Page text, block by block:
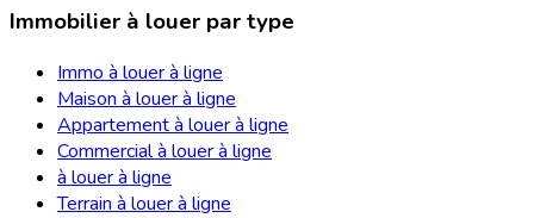
Immobilier à louer par type
Immo à louer à ligne
Maison à louer à ligne
Appartement à louer à ligne
Commercial à louer à ligne
à louer à ligne
Terrain à louer à ligne